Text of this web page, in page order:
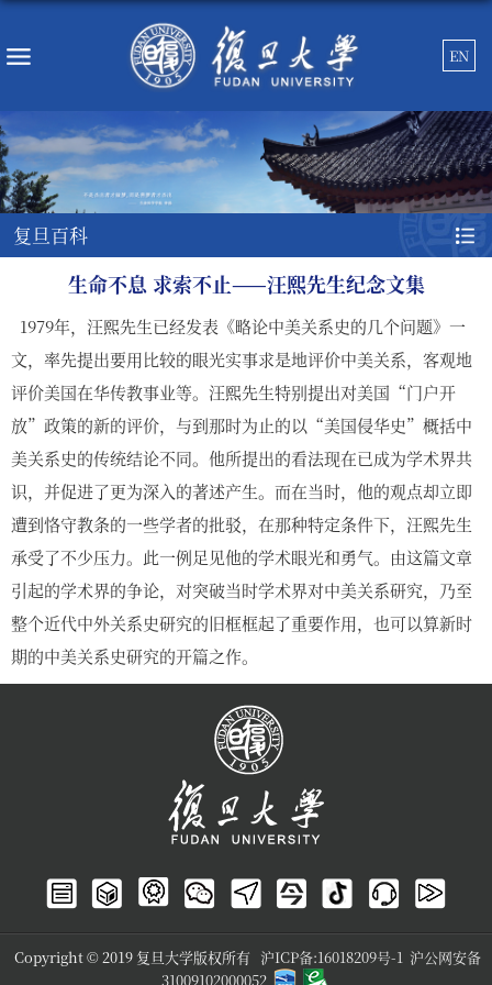
EN
复旦百科
生命不息 求索不止——汪熙先生纪念文集
1979年，汪熙先生已经发表《略论中美关系史的几个问题》一
文，率先提出要用比较的眼光实事求是地评价中美关系，客观地
评价美国在华传教事业等。汪熙先生特别提出对美国“门户开
放”政策的新的评价，与到那时为止的以“美国侵华史”概括中
美关系史的传统结论不同。他所提出的看法现在已成为学术界共
识，并促进了更为深入的著述产生。而在当时，他的观点却立即
遭到恪守教条的一些学者的批驳，在那种特定条件下，汪熙先生
承受了不少压力。此一例足见他的学术眼光和勇气。由这篇文章
引起的学术界的争论，对突破当时学术界对中美关系研究，乃至
整个近代中外关系史研究的旧框框起了重要作用，也可以算新时
期的中美关系史研究的开篇之作。
Copyright © 2019 复旦大学版权所有 沪ICP备:16018209号-1 沪公网安备
31009102000052